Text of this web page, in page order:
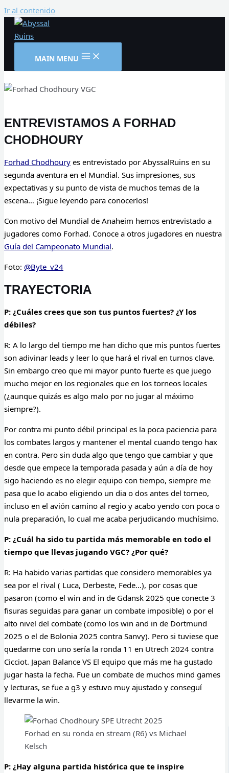
Ir al contenido
MAIN MENU
ENTREVISTAMOS A FORHAD
CHODHOURY
Forhad Chodhoury es entrevistado por AbyssalRuins en su
segunda aventura en el Mundial. Sus impresiones, sus
expectativas y su punto de vista de muchos temas de la
escena… ¡Sigue leyendo para conocerlos!
Con motivo del Mundial de Anaheim hemos entrevistado a
jugadores como Forhad. Conoce a otros jugadores en nuestra
Guía del Campeonato Mundial.
Foto: @Byte_v24
TRAYECTORIA
P: ¿Cuáles crees que son tus puntos fuertes? ¿Y los
débiles?
R: A lo largo del tiempo me han dicho que mis puntos fuertes
son adivinar leads y leer lo que hará el rival en turnos clave.
Sin embargo creo que mi mayor punto fuerte es que juego
mucho mejor en los regionales que en los torneos locales
(¿aunque quizás es algo malo por no jugar al máximo
siempre?).
Por contra mi punto débil principal es la poca paciencia para
los combates largos y mantener el mental cuando tengo hax
en contra. Pero sin duda algo que tengo que cambiar y que
desde que empece la temporada pasada y aún a día de hoy
sigo haciendo es no elegir equipo con tiempo, siempre me
pasa que lo acabo eligiendo un dia o dos antes del torneo,
incluso en el avión camino al regio y acabo yendo con poca o
nula preparación, lo cual me acaba perjudicando muchísimo.
P: ¿Cuál ha sido tu partida más memorable en todo el
tiempo que llevas jugando VGC? ¿Por qué?
R: Ha habido varias partidas que considero memorables ya
sea por el rival ( Luca, Derbeste, Fede…), por cosas que
pasaron (como el win and in de Gdansk 2025 que conecte 3
fisuras seguidas para ganar un combate imposible) o por el
alto nivel del combate (como los win and in de Dortmund
2025 o el de Bolonia 2025 contra Sanvy). Pero si tuviese que
quedarme con uno sería la ronda 11 en Utrech 2024 contra
Cicciot. Japan Balance VS El equipo que más me ha gustado
jugar hasta la fecha. Fue un combate de muchos mind games
y lecturas, se fue a g3 y estuvo muy ajustado y conseguí
llevarme la win.
Forhad en su ronda en stream (R6) vs Michael
Kelsch
P: ¿Hay alguna partida histórica que te inspire